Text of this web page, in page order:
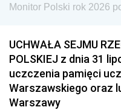
Monitor Polski rok 2026
UCHWAŁA SEJMU
POLSKIEJ z dnia 31
uczczenia pamięci
Warszawskiego oraz
Warszawy